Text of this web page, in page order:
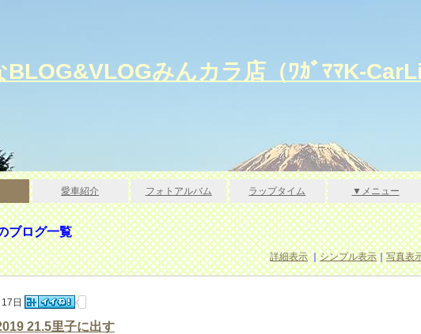
BLOG&VLOGみんカラ店（ﾜｶﾞﾏﾏK-
愛車紹介 フォトアルバム ラップタイム ▼メニュー
ブログ一覧
詳細表示｜シンプル表示｜写真表
日
21.5里子に出す